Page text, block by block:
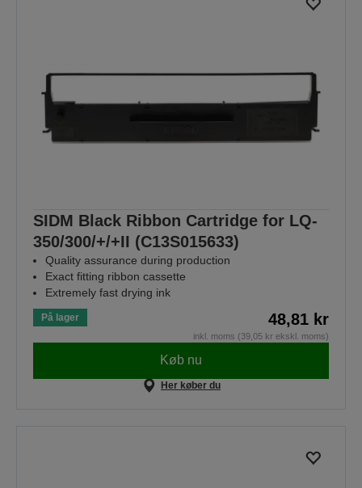
SIDM Black Ribbon Cartridge for LQ-
350/300/+/+II (C13S015633)
Quality assurance during production
Exact fitting ribbon cassette
Extremely fast drying ink
På lager 48,81 kr
inkl. moms (39,05 kr ekskl. moms)
Køb nu
Her køber du